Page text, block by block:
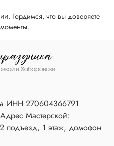
Гордимся, что вы доверяете
ИНН 270604366791
Мастерской:
подъезд, 1 этаж, домофон